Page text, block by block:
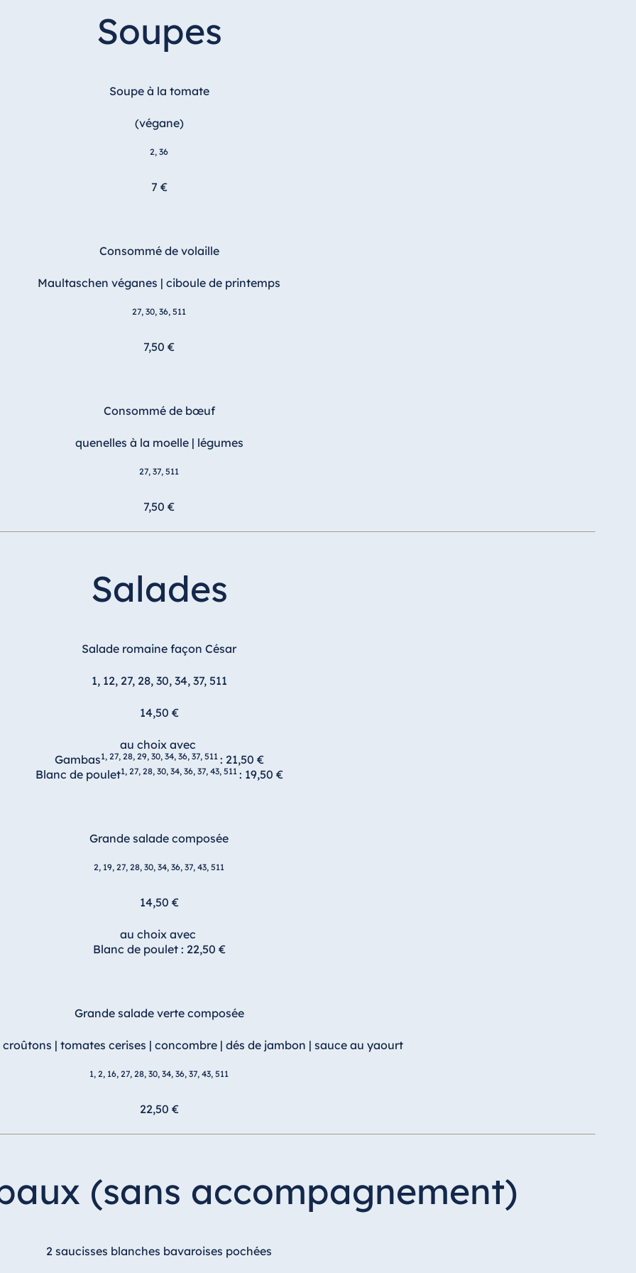
Soupes
Soupe à la tomate
(végane)
2, 36
7 €
Consommé de volaille
Maultaschen véganes | ciboule de printemps
27, 30, 36, 511
7,50 €
Consommé de bœuf
quenelles à la moelle | légumes
27, 37, 511
7,50 €
Salades
Salade romaine façon César
1, 12, 27, 28, 30, 34, 37, 511
14,50 €
au choix avec
Gambas1, 27, 28, 29, 30, 34, 36, 37, 511 : 21,50 €
Blanc de poulet1, 27, 28, 30, 34, 36, 37, 43, 511 : 19,50 €
Grande salade composée
2, 19, 27, 28, 30, 34, 36, 37, 43, 511
14,50 €
au choix avec
Blanc de poulet : 22,50 €
Grande salade verte composée
| tomates cerises | concombre | dés de jambon | sauce au yaourt
1, 2, 16, 27, 28, 30, 34, 36, 37, 43, 511
22,50 €
(sans accompagnement)
2 saucisses blanches bavaroises pochées